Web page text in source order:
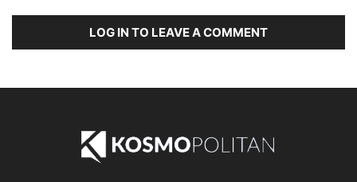
LOG IN TO LEAVE A COMMENT